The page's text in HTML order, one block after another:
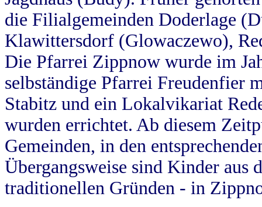
die Filialgemeinden Doderlage
Klawittersdorf (Glowaczewo),
Die Pfarrei Zippnow wurde im
selbständige Pfarrei Freudenfier
Stabitz und ein Lokalvikariat
wurden errichtet. Ab diesem
Gemeinden, in den
Übergangsweise sind Kinder aus
traditionellen Gründen - in